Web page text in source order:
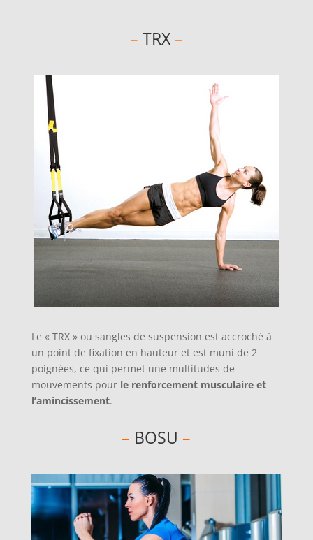
– TRX –
Le « TRX » ou sangles de suspension est accroché à
un point de fixation en hauteur et est muni de 2
poignées, ce qui permet une multitudes de
mouvements pour le renforcement musculaire et
l’amincissement.
– BOSU –